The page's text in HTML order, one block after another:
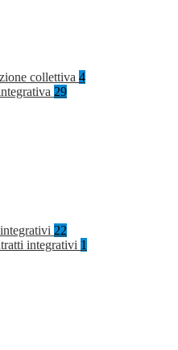
collettiva 4
29
22
integrativi 1